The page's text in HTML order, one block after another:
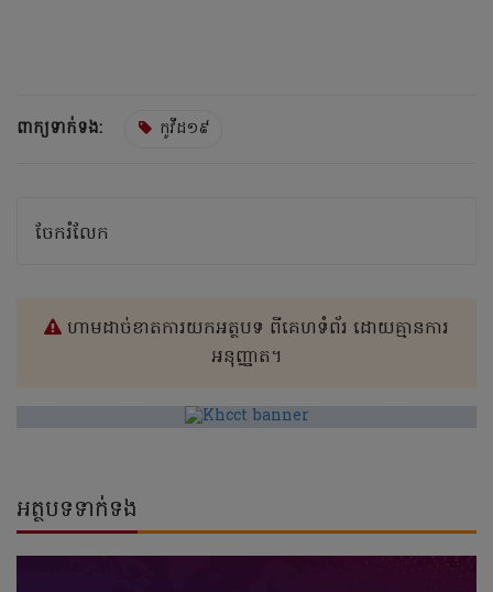
ពាក្យទាក់ទង: កូវីដ១៩
ចែករំលែក
ហាមដាច់ខាតការយកអត្ថបទ ពីគេហទំព័រ ដោយគ្មានការ
អនុញ្ញាត។
អត្ថបទទាក់ទង